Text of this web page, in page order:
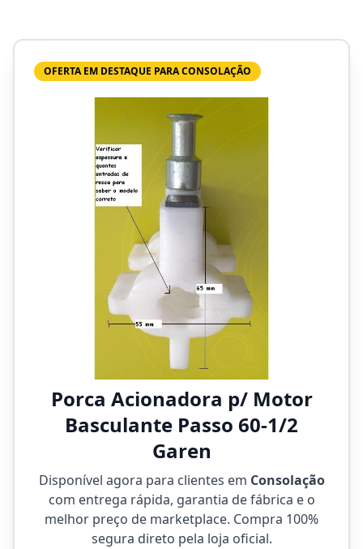
OFERTA EM DESTAQUE PARA CONSOLAÇÃO
Porca Acionadora p/ Motor
Basculante Passo 60-1/2
Garen
Disponível agora para clientes em Consolação
com entrega rápida, garantia de fábrica e o
melhor preço de marketplace. Compra 100%
segura direto pela loja oficial.